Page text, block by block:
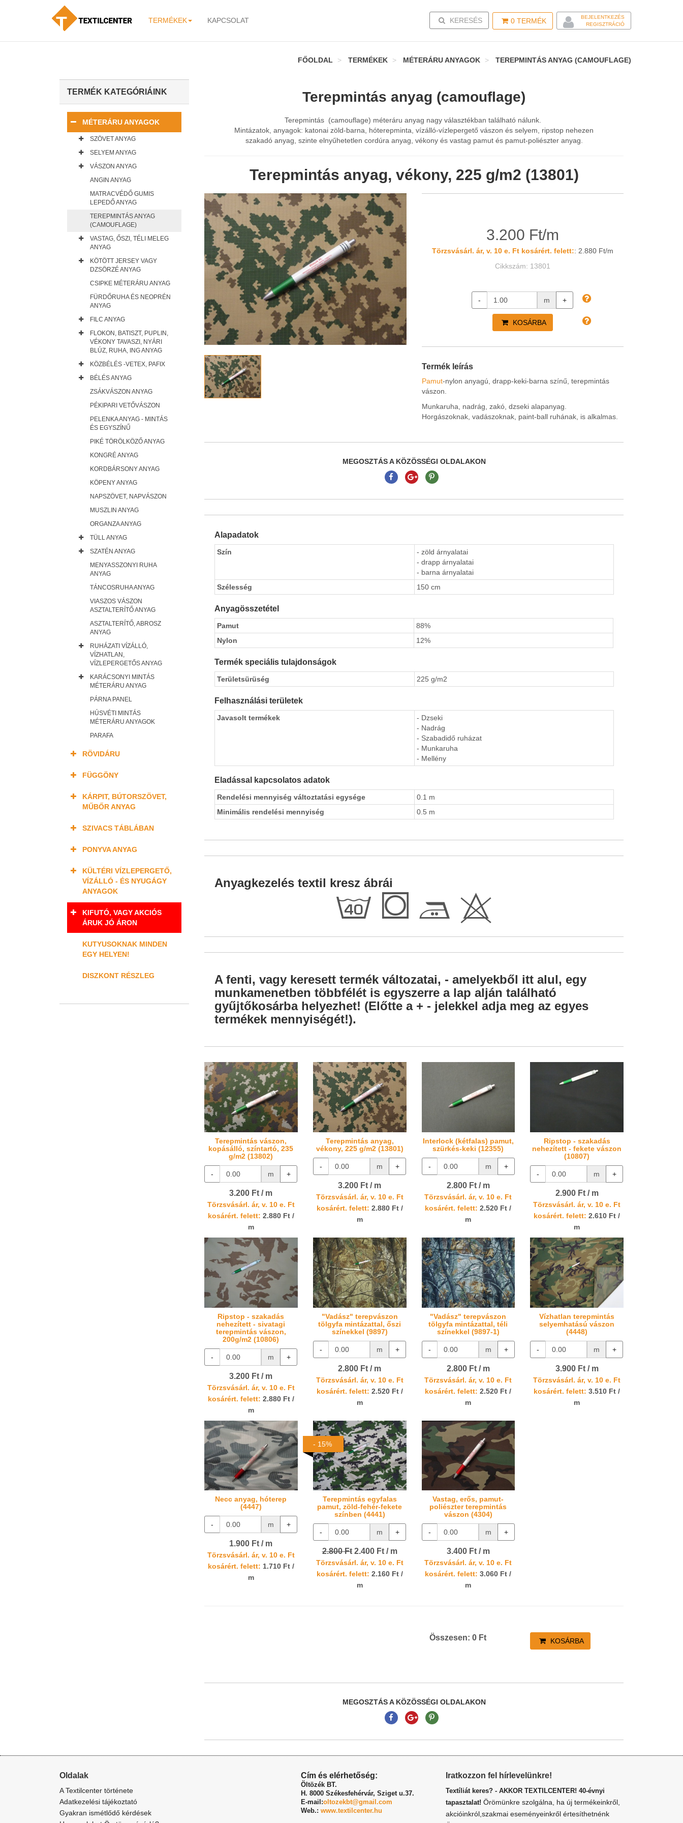
TERMÉKEK KAPCSOLAT 0 TERMÉK
BEJELENTKEZÉS
REGISZTRÁCIÓ
TOGGLE SEARCH
KERESÉS
FŐOLDAL TERMÉKEK MÉTERÁRU ANYAGOK TEREPMINTÁS ANYAG (CAMOUFLAGE)
Terepmintás anyag (camouflage)
Terepmintás (camouflage) méteráru anyag nagy választékban található nálunk.
Mintázatok, anyagok: katonai zöld-barna, hóterepminta, vízálló-vízlepergető vászon és selyem, ripstop nehezen
szakadó anyag, szinte elnyűhetetlen cordúra anyag, vékony és vastag pamut és pamut-poliészter anyag.
Terepmintás anyag, vékony, 225 g/m2 (13801)
3.200 Ft/m
Törzsvásárl. ár, v. 10 e. Ft kosárért. felett:: 2.880 Ft/m
Cikkszám: 13801
- m +
KOSÁRBA
Termék leírás
Pamut-nylon anyagú, drapp-keki-barna színű, terepmintás
vászon.
Munkaruha, nadrág, zakó, dzseki alapanyag.
Horgászoknak, vadászoknak, paint-ball ruhának, is alkalmas.
MEGOSZTÁS A KÖZÖSSÉGI OLDALAKON
Alapadatok
Szín
- zöld árnyalatai
- drapp árnyalatai
- barna árnyalatai
Szélesség
150 cm
Anyagösszetétel
Pamut
88%
Nylon
12%
Termék speciális tulajdonságok
Területsürüség 225 g/m2
Felhasználási területek
Javasolt termékek
- Dzseki
- Nadrág
- Szabadidő ruházat
- Munkaruha
- Mellény
Eladással kapcsolatos adatok
Rendelési mennyiség változtatási egysége
0.1 m
Minimális rendelési mennyiség
0.5 m
Anyagkezelés textil kresz ábrái
h Q E H
A fenti, vagy keresett termék változatai, - amelyekből itt alul, egy
munkamenetben többfélét is egyszerre a lap alján található
gyűjtőkosárba helyezhet! (Előtte a + - jelekkel adja meg az egyes
termékek mennyiségét!).
Terepmintás vászon,
kopásálló, színtartó, 235
g/m2 (13802)
- m +
3.200 Ft / m
Törzsvásárl. ár, v. 10 e. Ft
kosárért. felett: 2.880 Ft /
m
Terepmintás anyag,
vékony, 225 g/m2 (13801)
- m +
3.200 Ft / m
Törzsvásárl. ár, v. 10 e. Ft
kosárért. felett: 2.880 Ft /
m
Interlock (kétfalas) pamut,
szürkés-keki (12355)
- m +
2.800 Ft / m
Törzsvásárl. ár, v. 10 e. Ft
kosárért. felett: 2.520 Ft /
m
Ripstop - szakadás
nehezített - fekete vászon
(10807)
- m +
2.900 Ft / m
Törzsvásárl. ár, v. 10 e. Ft
kosárért. felett: 2.610 Ft /
m
Ripstop - szakadás
nehezített - sivatagi
terepmintás vászon,
200g/m2 (10806)
- m +
3.200 Ft / m
Törzsvásárl. ár, v. 10 e. Ft
kosárért. felett: 2.880 Ft /
m
"Vadász" terepvászon
tölgyfa mintázattal, őszi
színekkel (9897)
- m +
2.800 Ft / m
Törzsvásárl. ár, v. 10 e. Ft
kosárért. felett: 2.520 Ft /
m
"Vadász" terepvászon
tölgyfa mintázattal, téli
színekkel (9897-1)
- m +
2.800 Ft / m
Törzsvásárl. ár, v. 10 e. Ft
kosárért. felett: 2.520 Ft /
m
Vízhatlan terepmintás
selyemhatású vászon
(4448)
- m +
3.900 Ft / m
Törzsvásárl. ár, v. 10 e. Ft
kosárért. felett: 3.510 Ft /
m
Necc anyag, hóterep
(4447)
- m +
1.900 Ft / m
Törzsvásárl. ár, v. 10 e. Ft
kosárért. felett: 1.710 Ft /
m
Terepmintás egyfalas
pamut, zöld-fehér-fekete
színben (4441)
- m +
2.800 Ft2.400 Ft / m
Törzsvásárl. ár, v. 10 e. Ft
kosárért. felett: 2.160 Ft /
m
- 15%
Vastag, erős, pamut-
poliészter terepmintás
vászon (4304)
- m +
3.400 Ft / m
Törzsvásárl. ár, v. 10 e. Ft
kosárért. felett: 3.060 Ft /
m
Összesen: 0Ft KOSÁRBA
MEGOSZTÁS A KÖZÖSSÉGI OLDALAKON
TERMÉK KATEGÓRIÁINK
MÉTERÁRU ANYAGOK
SZÖVET ANYAG
SELYEM ANYAG
VÁSZON ANYAG
ANGIN ANYAG
MATRACVÉDŐ GUMIS
LEPEDŐ ANYAG
TEREPMINTÁS ANYAG
(CAMOUFLAGE)
VASTAG, ŐSZI, TÉLI MELEG
ANYAG
KÖTÖTT JERSEY VAGY
DZSÖRZÉ ANYAG
CSIPKE MÉTERÁRU ANYAG
FÜRDŐRUHA ÉS NEOPRÉN
ANYAG
FILC ANYAG
FLOKON, BATISZT, PUPLIN,
VÉKONY TAVASZI, NYÁRI
BLÚZ, RUHA, ING ANYAG
KÖZBÉLÉS -VETEX, PAFIX
BÉLÉS ANYAG
ZSÁKVÁSZON ANYAG
PÉKIPARI VETŐVÁSZON
PELENKA ANYAG - MINTÁS
ÉS EGYSZÍNŰ
PIKÉ TÖRÖLKÖZŐ ANYAG
KONGRÉ ANYAG
KORDBÁRSONY ANYAG
KÖPENY ANYAG
NAPSZÖVET, NAPVÁSZON
MUSZLIN ANYAG
ORGANZA ANYAG
TÜLL ANYAG
SZATÉN ANYAG
MENYASSZONYI RUHA
ANYAG
TÁNCOSRUHA ANYAG
VIASZOS VÁSZON
ASZTALTERÍTŐ ANYAG
ASZTALTERÍTŐ, ABROSZ
ANYAG
RUHÁZATI VÍZÁLLÓ,
VÍZHATLAN,
VÍZLEPERGETŐS ANYAG
KARÁCSONYI MINTÁS
MÉTERÁRU ANYAG
PÁRNA PANEL
HÚSVÉTI MINTÁS
MÉTERÁRU ANYAGOK
PARAFA
RÖVIDÁRU
FÜGGÖNY
KÁRPIT, BÚTORSZÖVET,
MŰBŐR ANYAG
SZIVACS TÁBLÁBAN
PONYVA ANYAG
KÜLTÉRI VÍZLEPERGETŐ,
VÍZÁLLÓ - ÉS NYUGÁGY
ANYAGOK
KIFUTÓ, VAGY AKCIÓS
ÁRUK JÓ ÁRON
KUTYUSOKNAK MINDEN
EGY HELYEN!
DISZKONT RÉSZLEG
Oldalak
A Textilcenter története
Adatkezelési tájékoztató
Gyakran ismétlődő kérdések
Cím és elérhetőség:
Öltözék BT.
H. 8000 Székesfehérvár, Sziget u.37.
E-mail:oltozekbt@gmail.com
Web.: www.textilcenter.hu
Iratkozzon fel hírlevelünkre!
Textíliát keres? - AKKOR TEXTILCENTER! 40-évnyi
tapasztalat! Örömünkre szolgálna, ha új termékeinkről,
akcióinkról,szakmai eseményeinkről értesíthetnénk